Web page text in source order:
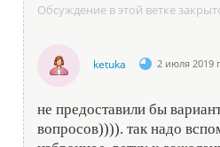
Обсуждение в этой ветке
ketuka 2 июля 2019
не предоставили бы
вопросов)))). так надо